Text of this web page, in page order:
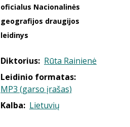
oficialus Nacionalinės
geografijos draugijos
leidinys
Diktorius: Rūta Rainienė
Leidinio formatas:
MP3 (garso įrašas)
Kalba: Lietuvių